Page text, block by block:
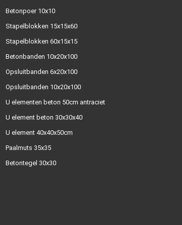
Betonpoer 10x10
Stapelblokken 15x15x60
Stapelblokken 60x15x15
Betonbanden 10x20x100
Opsluitbanden 6x20x100
Opsluitbanden 10x20x100
U elementen beton 50cm antraciet
U element beton 30x30x40
U element 40x40x50cm
Paalmuts 35x35
Betontegel 30x30